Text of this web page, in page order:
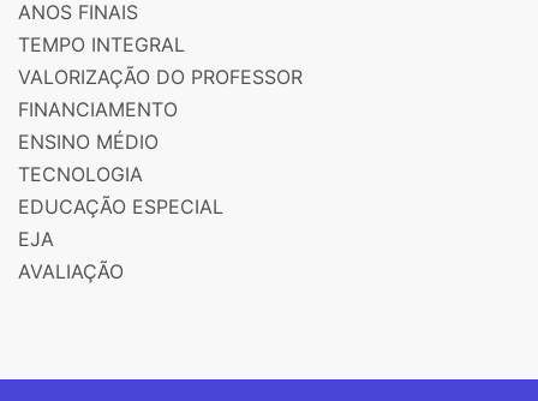
ANOS FINAIS
TEMPO INTEGRAL
VALORIZAÇÃO DO PROFESSOR
FINANCIAMENTO
ENSINO MÉDIO
TECNOLOGIA
EDUCAÇÃO ESPECIAL
EJA
AVALIAÇÃO